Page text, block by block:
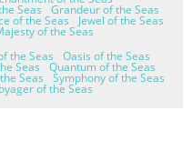
Seas Grandeur of the Seas
of the Seas Jewel of the Seas
of the Seas
the Seas Oasis of the Seas
Seas Quantum of the Seas
Seas Symphony of the Seas
of the Seas